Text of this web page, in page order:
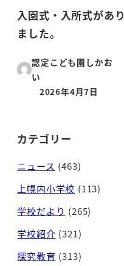
入園式・入所式があり
ました。
認定こども園しかお
い
投稿日
2026年4月7日
カテゴリー
ニュース (463)
上幌内小学校 (113)
学校だより (265)
学校紹介 (321)
探究教育 (313)